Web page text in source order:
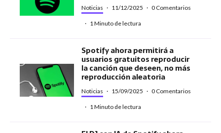
Noticias · 11/12/2025 · 0 Comentarios
· 1 Minuto de lectura
Spotify ahora permitirá a
usuarios gratuitos reproducir
la canción que deseen, no más
reproducción aleatoria
Noticias · 15/09/2025 · 0 Comentarios
· 1 Minuto de lectura